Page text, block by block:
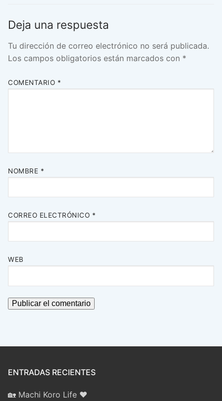
Deja una respuesta
Tu dirección de correo electrónico no será publicada.
Los campos obligatorios están marcados con *
COMENTARIO *
NOMBRE *
CORREO ELECTRÓNICO *
WEB
ENTRADAS RECIENTES
🏡 Machi Koro Life ❤️